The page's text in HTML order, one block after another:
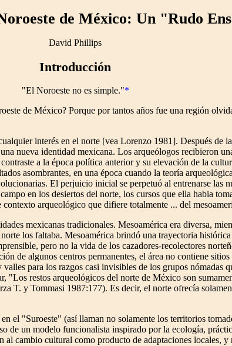
de México: Un "Rudo
David Phillips
Introducción
"El Noroeste no es simple."*
de México? Porque por tantos años fue una región
interés en el norte [vea Lorenzo 1981]. Después de
nueva identidad mexicana. Los arqueólogos recibieron
a la época política anterior y su elevación de la
asombrantes, en una época cuando la teoría
El perjuicio inicial se perpetuó al entrenarse las
en los desiertos del norte, los cursos que ella habia
arqueológico que difiere totalmente ... del
mexicanas tradicionales. Mesoamérica era diversa,
los faltaba. Mesoamérica brindó una trayectoria
pero no la vida de los cazadores-recolectores
de algunos centros permanentes, el área no contiene
para los razgos casi invisibles de los grupos nómadas
"Los restos arqueológicos del norte de México son
T. y Tommasi 1987:177). Es decir, el norte ofrecía
el "Suroeste" (así llaman no solamente los territorios
de un modelo funcionalista inspirado por la ecología,
cambio cultural como producto de adaptaciones locales,